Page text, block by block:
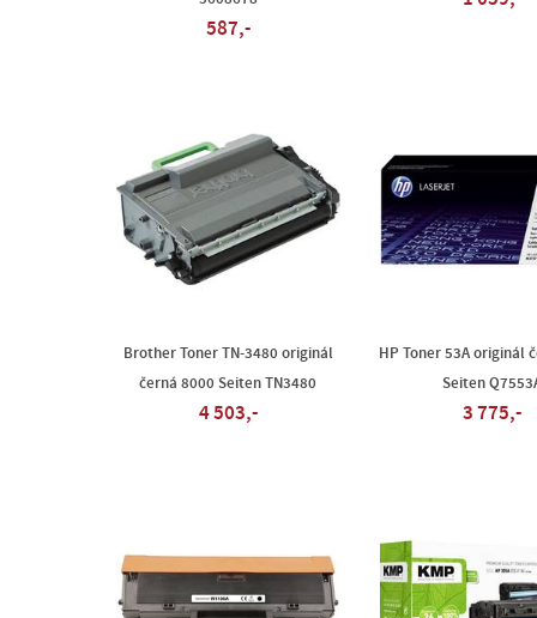
587,-
Brother Toner TN-3480 originál
černá 8000 Seiten TN3480
4 503,-
HP Toner 53A originál
Seiten
3 775,-